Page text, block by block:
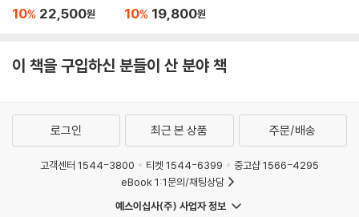
10% 22,500원 10% 19,800원
이 책을 구입하신 분들이 산 분야 책
로그인 최근 본 상품 주문/배송
고객센터 1544-3800 티켓 1544-6399
중고샵 1566-4295
eBook 1:1문의/채팅상담
예스이십사(주) 사업자 정보